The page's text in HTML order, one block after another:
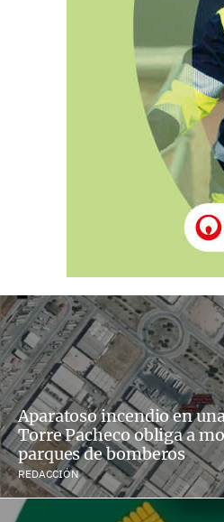
Aparatoso incendio en
Torre Pacheco obliga a
parques de bomberos
REDACCIÓN